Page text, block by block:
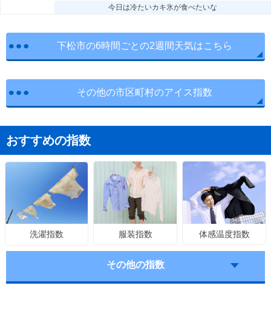
今日は冷たいカキ氷が食べたいな
下松市の6時間ごとの2週間天気はこちら
その他の市区町村のアイス指数
おすすめの指数
洗濯指数 服装指数 体感温度指数
その他の指数